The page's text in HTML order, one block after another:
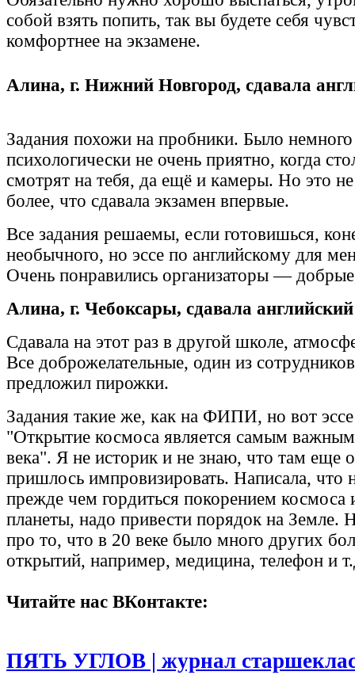
собой взять попить, так вы будете себя
комфортнее на экзамене.
Алина, г. Нижний Новгород, сдавала
Задания похожи на пробники. Было
психологически не очень приятно, когда
смотрят на тебя, да ещё и камеры. Но это
более, что сдавала экзамен впервые.
Все задания решаемы, если готовишься,
необычного, но эссе по английскому для
Очень понравились организаторы —
Алина, г. Чебоксары, сдавала английский
Сдавала на этот раз в другой школе,
Все доброжелательные, один из
предложил пирожки.
Задания такие же, как на ФИПИ, но вот
"Открытие космоса является самым
века". Я не историк и не знаю, что там еще
пришлось импровизировать. Написала, что
прежде чем гордиться покорением космоса
планеты, надо привести порядок на Земле.
про то, что в 20 веке было много других
открытий, например, медицина, телефон и
Читайте нас ВКонтакте:
ПЯТЬ УГЛОВ | журнал